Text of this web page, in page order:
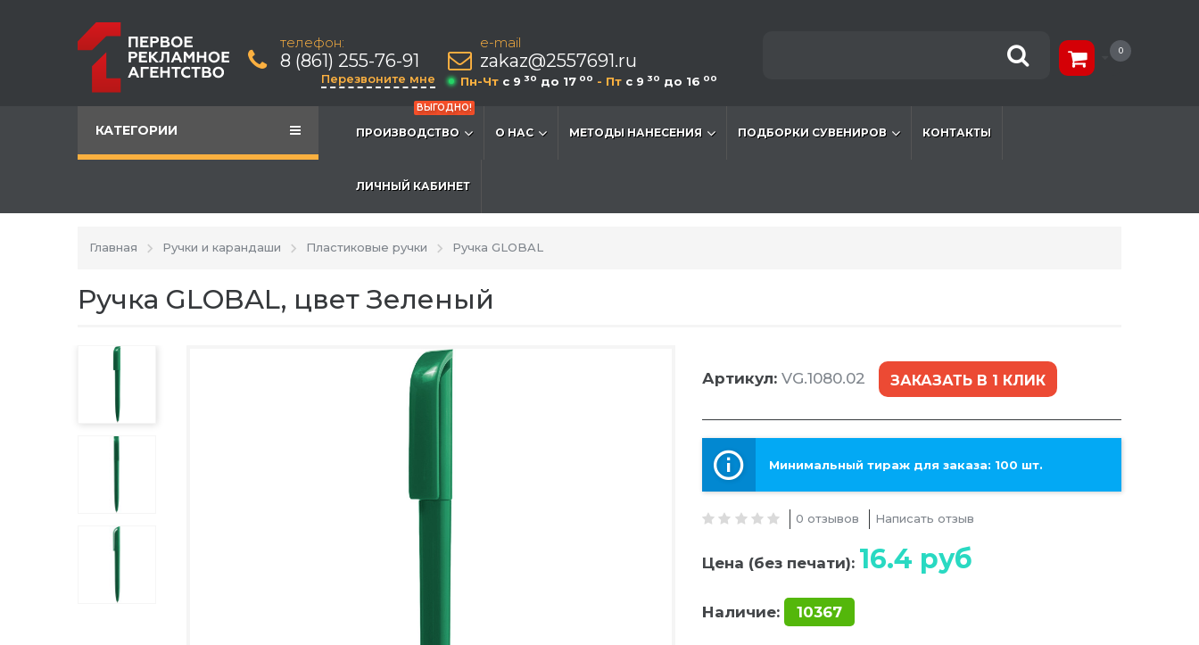
телефон:
8 (861) 255-76-91
Перезвоните мне
e-mail
zakaz@2557691.ru
Пн-Чт c 9 30 до 17 00 - Пт c 9 30 до 16 00
0
КАТЕГОРИИ
ВЫГОДНО!
ПРОИЗВОДСТВО О НАС МЕТОДЫ НАНЕСЕНИЯ ПОДБОРКИ СУВЕНИРОВ КОНТАКТЫ
ЛИЧНЫЙ КАБИНЕТ
Главная Ручки и карандаши Пластиковые ручки Ручка GLOBAL
Ручка GLOBAL, цвет Зеленый
Артикул: VG.1080.02 ЗАКАЗАТЬ В 1 КЛИК
Минимальный тираж для заказа: 100 шт.
0 отзывов Написать отзыв
Цена (без печати): 16.4 руб
Наличие: 10367